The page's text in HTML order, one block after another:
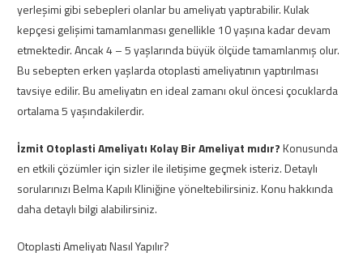
yerleşimi gibi sebepleri olanlar bu ameliyatı yaptırabilir. Kulak
kepçesi gelişimi tamamlanması genellikle 10 yaşına kadar devam
etmektedir. Ancak 4 – 5 yaşlarında büyük ölçüde tamamlanmış olur.
Bu sebepten erken yaşlarda otoplasti ameliyatının yaptırılması
tavsiye edilir. Bu ameliyatın en ideal zamanı okul öncesi çocuklarda
ortalama 5 yaşındakilerdir.
İzmit Otoplasti Ameliyatı Kolay Bir Ameliyat mıdır?Konusunda
en etkili çözümler için sizler ile iletişime geçmek isteriz. Detaylı
sorularınızı Belma Kapılı Kliniğine yöneltebilirsiniz. Konu hakkında
daha detaylı bilgi alabilirsiniz.
Otoplasti Ameliyatı Nasıl Yapılır?